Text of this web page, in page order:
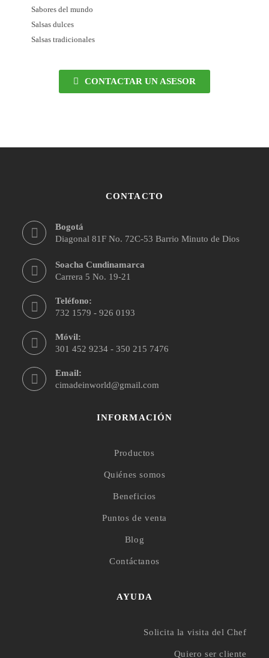
Sabores del mundo
Salsas dulces
Salsas tradicionales
CONTACTAR UN ASESOR
CONTACTO
Bogotá
Diagonal 81F No. 72C-53 Barrio Minuto de Dios
Soacha Cundinamarca
Carrera 5 No. 19-21
Teléfono:
732 1579 - 926 0193
Móvil:
301 452 9234 - 350 215 7476
Email:
cimadeinworld@gmail.com
INFORMACIÓN
Productos
Quiénes somos
Beneficios
Puntos de venta
Blog
Contáctanos
AYUDA
Solicita la visita del Chef
Quiero ser cliente